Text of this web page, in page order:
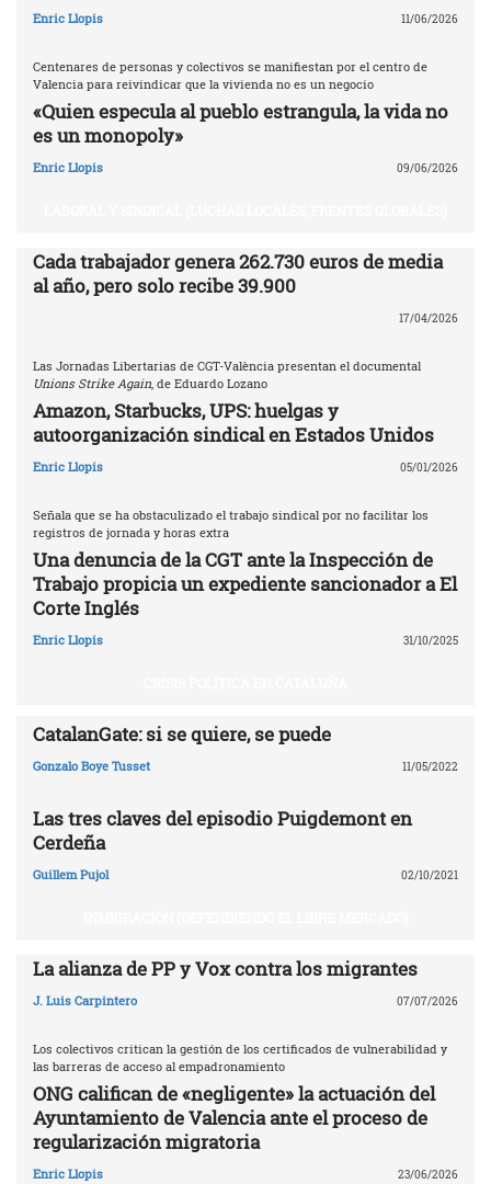
Enric Llopis 11/06/2026
Centenares de personas y colectivos se manifiestan por el centro de
Valencia para reivindicar que la vivienda no es un negocio
«Quien especula al pueblo estrangula, la vida no
es un monopoly»
Enric Llopis 09/06/2026
Cada trabajador genera 262.730 euros de media
al año, pero solo recibe 39.900
17/04/2026
Las Jornadas Libertarias de CGT-València presentan el documental
Unions Strike Again , de Eduardo Lozano
Amazon, Starbucks, UPS: huelgas y
autoorganización sindical en Estados Unidos
Enric Llopis 05/01/2026
Señala que se ha obstaculizado el trabajo sindical por no facilitar los
registros de jornada y horas extra
Una denuncia de la CGT ante la Inspección de
Trabajo propicia un expediente sancionador a El
Corte Inglés
Enric Llopis 31/10/2025
CatalanGate: si se quiere, se puede
Gonzalo Boye Tusset 11/05/2022
Las tres claves del episodio Puigdemont en
Cerdeña
Guillem Pujol 02/10/2021
La alianza de PP y Vox contra los migrantes
J. Luis Carpintero 07/07/2026
Los colectivos critican la gestión de los certificados de vulnerabilidad y
las barreras de acceso al empadronamiento
ONG califican de «negligente» la actuación del
Ayuntamiento de Valencia ante el proceso de
regularización migratoria
Enric Llopis 23/06/2026